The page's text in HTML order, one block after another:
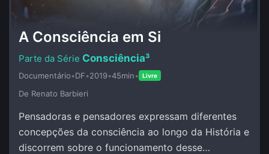
A Consciência em Si
Consciência³
Documentário•DF•2019•45min• Livre
De Renato Barbieri
Pensadoras e pensadores expressam diferentes
concepções da consciência ao longo da História e
discorrem sobre o funcionamento desse